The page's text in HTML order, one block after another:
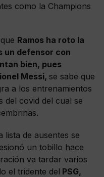
como la Champions
Ramos ha roto la
un defensor con
bien, pues
Messi, se sabe que
a los entrenamientos
del covid del cual se
de ausentes se
un tobillo hace
va tardar varios
el tridente del PSG,